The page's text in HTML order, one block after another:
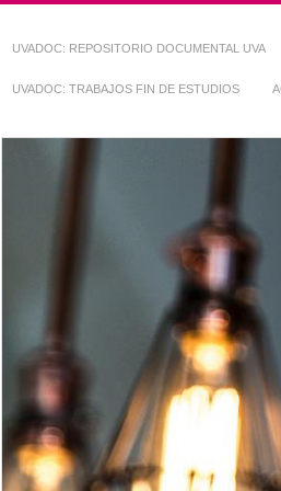
UVADOC: REPOSITORIO DOCUMENTAL UVA
UVADOC: TRABAJOS FIN DE ESTUDIOS
Repositorio
~ UVaDOC